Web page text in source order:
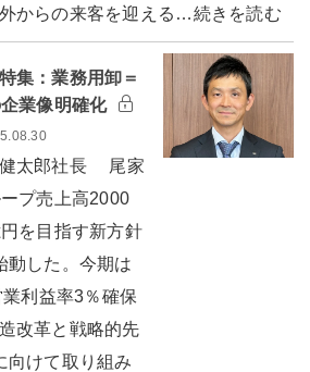
からの来客を迎える…続きを読む
集：業務用卸＝
業像明確化
太郎社長 尾家
プ売上高2000
を目指す新方針
動した。今期は
利益率3％確保
改革と戦略的先
向けて取り組み